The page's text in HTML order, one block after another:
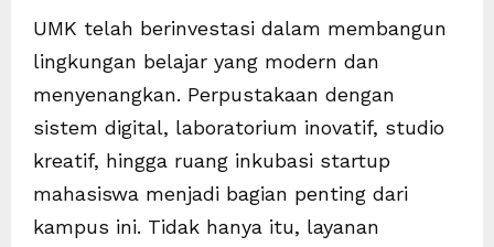
UMK telah berinvestasi dalam membangun
lingkungan belajar yang modern dan
menyenangkan. Perpustakaan dengan
sistem digital, laboratorium inovatif, studio
kreatif, hingga ruang inkubasi startup
mahasiswa menjadi bagian penting dari
kampus ini. Tidak hanya itu, layanan